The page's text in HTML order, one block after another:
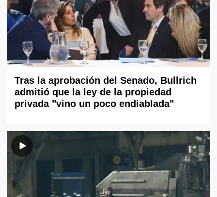
Tras la aprobación del Senado, Bullrich
admitió que la ley de la propiedad
privada "vino un poco endiablada"